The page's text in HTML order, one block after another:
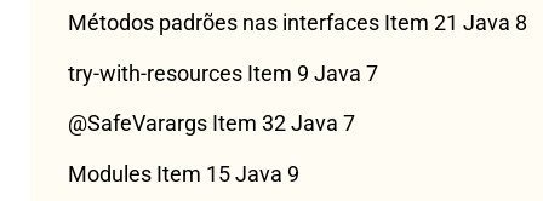
Métodos padrões nas interfaces Item 21 Java 8
try-with-resources Item 9 Java 7
@SafeVarargs Item 32 Java 7
Modules Item 15 Java 9